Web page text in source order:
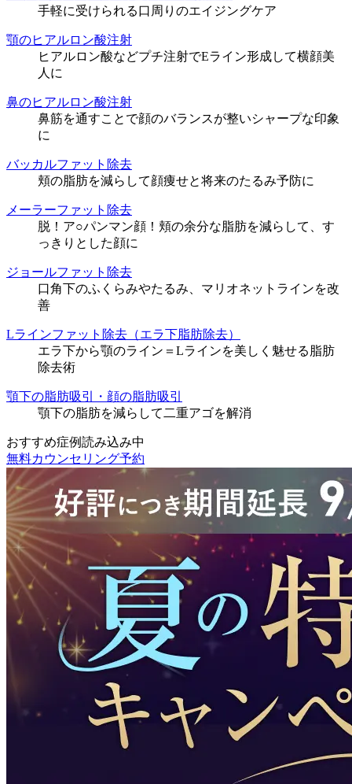
手軽に受けられる口周りのエイジングケア
顎のヒアルロン酸注射
ヒアルロン酸などプチ注射でEライン形成して横顔美
人に
鼻のヒアルロン酸注射
鼻筋を通すことで顔のバランスが整いシャープな印象
に
バッカルファット除去
頬の脂肪を減らして顔痩せと将来のたるみ予防に
メーラーファット除去
脱！ア○パンマン顔！頬の余分な脂肪を減らして、す
っきりとした顔に
ジョールファット除去
口角下のふくらみやたるみ、マリオネットラインを改
善
Lラインファット除去（エラ下脂肪除去）
エラ下から顎のライン＝Lラインを美しく魅せる脂肪
除去術
顎下の脂肪吸引・顔の脂肪吸引
顎下の脂肪を減らして二重アゴを解消
おすすめ症例読み込み中
無料カウンセリング予約